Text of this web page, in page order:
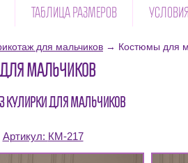
ТАБЛИЦА РАЗМЕРОВ
для мальчиков → Костюмы для
МАЛЬЧИКОВ
КУЛИРКИ ДЛЯ МАЛЬЧИКОВ
Артикул: КМ-217